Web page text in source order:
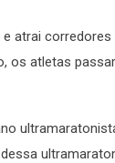
atrai
os atletas